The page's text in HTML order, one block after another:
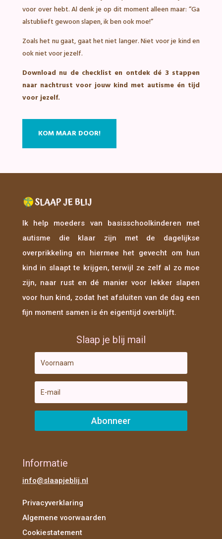
voor over hebt. Al denk je op dit moment alleen maar: “Ga
alstublieft gewoon slapen, ik ben ook moe!”
Zoals het nu gaat, gaat het niet langer. Niet voor je kind en
ook niet voor jezelf.
Download nu de checklist en ontdek dé 3 stappen
naar nachtrust voor jouw kind met autisme én tijd
voor jezelf.
KOM MAAR DOOR!
Ik help moeders van basisschoolkinderen met
autisme die klaar zijn met de dagelijkse
overprikkeling en hiermee het gevecht om hun
kind in slaapt te krijgen, terwijl ze zelf al zo moe
zijn, naar rust en dé manier voor lekker slapen
voor hun kind, zodat het afsluiten van de dag een
fijn moment samen is én eigentijd overblijft.
Slaap je blij mail
Abonneer
Informatie
info@slaapjeblij.nl
Privacyverklaring
Algemene voorwaarden
Cookiestatement